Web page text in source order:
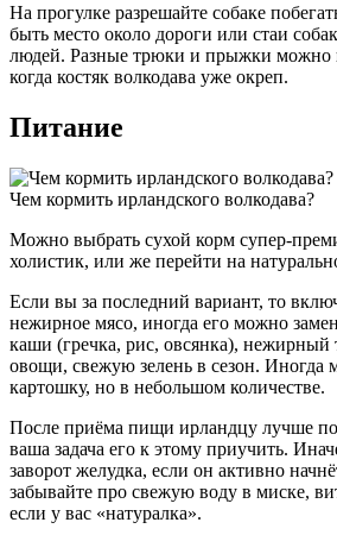
На прогулке разрешайте собаке
быть место около дороги или стаи
людей. Разные трюки и прыжки можно
когда костяк волкодава уже окреп.
Питание
Чем кормить ирландского волкодава?
Можно выбрать сухой корм супер-
холистик, или же перейти на
Если вы за последний вариант, то
нежирное мясо, иногда его можно
каши (гречка, рис, овсянка), нежирный
овощи, свежую зелень в сезон. Иногда
картошку, но в небольшом количестве.
После приёма пищи ирландцу лучше
ваша задача его к этому приучить.
заворот желудка, если он активно
забывайте про свежую воду в миске,
если у вас «натуралка».